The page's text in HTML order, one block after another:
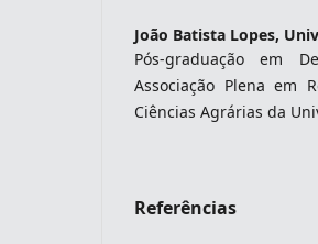
João Batista Lopes,
Pós-graduação em
Associação Plena em
Ciências Agrárias da
Referências